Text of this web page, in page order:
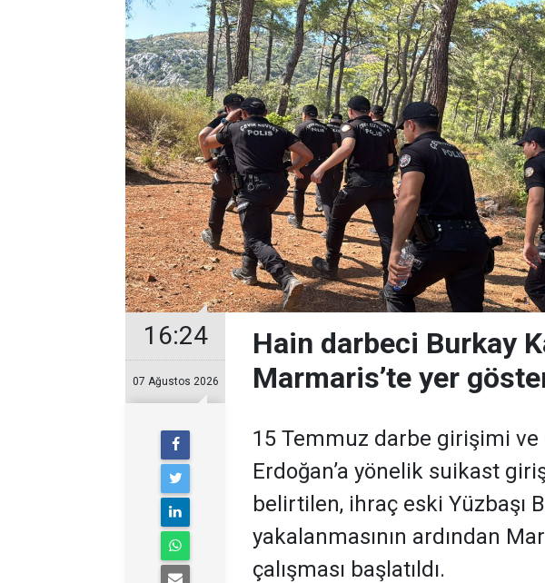
16:24
07 Ağustos 2026
Hain darbeci Burkay
Marmaris’te yer
15 Temmuz darbe girişimi ve
Erdoğan’a yönelik suikast
belirtilen, ihraç eski Yüzbaşı
yakalanmasının ardından
çalışması başlatıldı.